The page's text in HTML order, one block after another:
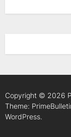
Copyright © 2026
Theme:
WordPress.